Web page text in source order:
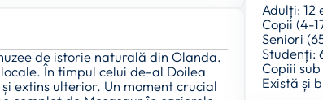
de istorie naturală din Olanda.
În timpul celui de-al Doilea
extins ulterior. Un moment crucial
Adulți: 12
Copii (4-
Seniori
Studenți:
Copiii
Există și